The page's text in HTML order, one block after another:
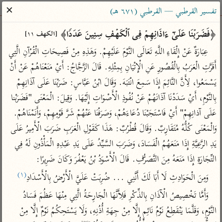
ساهم معنا في نشر القرآن والعلم الشرعي
الباحث القرآني
بحث تفسير علوم مصاحف معاجم
Type 2 or more characters for results.
Type 1 or more
characters for results.
أمّهات
تفسير الطبري
تفسير ابن كثير
تفسير القرطبي
تفسير البغوي
عامّة
فتح البيان للقنوجي
فتح القدير للشوكاني
تفسير ابن جزي
موسوعات
معاصرة
الميسر
المختصر في
التفسير
تفسير السعدي
أيسر التفاسير
تفسير القرطبي — القرطبي (٦٧١ هـ)
✕
﴿فَضَرَبۡنَا عَلَىٰۤ ءَاذَانِهِمۡ فِی ٱلۡكَهۡفِ سِنِینَ عَدَدࣰا﴾ [الكهف ١١]
التِّجَارَةِ إِذَا مَنَعَهُ مِنَ التَّصَرُّفِ. قَالَ الْأَسْوَدُ بْنُ يَعْفُرَ وَكَانَ ضَرِيرًا:
وَمِنَ الْحَوَادِثِ لَا أَبَا لَكَ أَنَّنِي ... ضُرِبَتْ عَلَيَّ الْأَرْضُ بِالْأَسْدَادِ(١)